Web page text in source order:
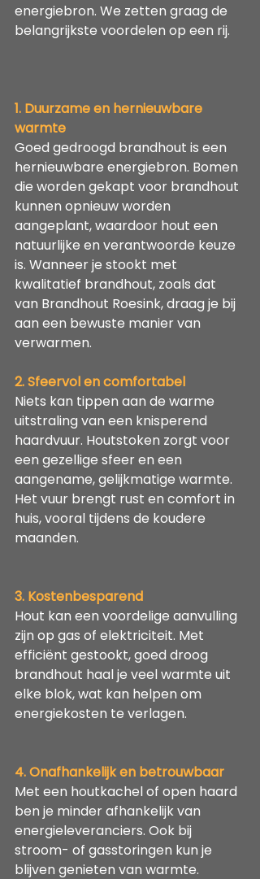
energiebron. We zetten graag de
belangrijkste voordelen op een rij.
1. Duurzame en hernieuwbare
warmte
Goed gedroogd brandhout is een
hernieuwbare energiebron. Bomen
die worden gekapt voor brandhout
kunnen opnieuw worden
aangeplant, waardoor hout een
natuurlijke en verantwoorde keuze
is. Wanneer je stookt met
kwalitatief brandhout, zoals dat
van Brandhout Roesink, draag je bij
aan een bewuste manier van
verwarmen.
2. Sfeervol en comfortabel
Niets kan tippen aan de warme
uitstraling van een knisperend
haardvuur. Houtstoken zorgt voor
een gezellige sfeer en een
aangename, gelijkmatige warmte.
Het vuur brengt rust en comfort in
huis, vooral tijdens de koudere
maanden.
3. Kostenbesparend
Hout kan een voordelige aanvulling
zijn op gas of elektriciteit. Met
efficiënt gestookt, goed droog
brandhout haal je veel warmte uit
elke blok, wat kan helpen om
energiekosten te verlagen.
4. Onafhankelijk en betrouwbaar
Met een houtkachel of open haard
ben je minder afhankelijk van
energieleveranciers. Ook bij
stroom- of gasstoringen kun je
blijven genieten van warmte.